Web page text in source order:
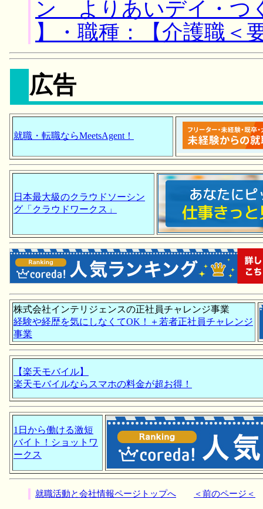
ン よりあいデイ・つ
】・職種：【介護職＜
広告
就職・転職ならMeetsAgent！
日本最大級のクラウドソーシン
グ「クラウドワークス」
株式会社インテリジェンスの正社員チャレンジ事業
経験や経歴を気にしなくてOK！＋若者正社員チャレンジ
事業
【楽天モバイル】
楽天モバイルならスマホの料金が超お得！
1日から働ける激短
バイト！ショットワ
ークス
就職活動と会社情報ページトップへ ＜前のページ＜